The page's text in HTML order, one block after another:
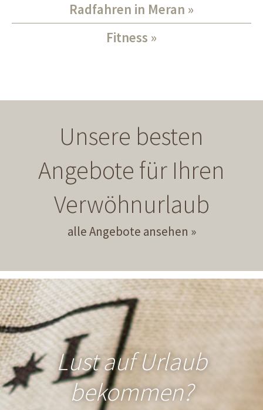
Radfahren in Meran
Fitness
Unsere besten
Angebote für Ihren
Verwöhnurlaub
alle Angebote ansehen
Lust auf Urlaub
bekommen?